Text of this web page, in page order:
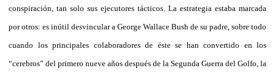
conspiración, tan solo sus ejecutores tácticos. La estrategia estaba marcada
por otros: es inútil desvincular a George Wallace Bush de su padre, sobre todo
cuando los principales colaboradores de éste se han convertido en los
“cerebros” del primero nueve años después de la Segunda Guerra del Golfo, la